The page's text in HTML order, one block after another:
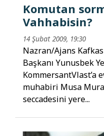
Komutan
Vahhabisin?
14 Şubat 2009, 19:30
Nazran/Ajans
Başkanı Yunusbek
KommersantVlast’a
muhabiri Musa
seccadesini yere...